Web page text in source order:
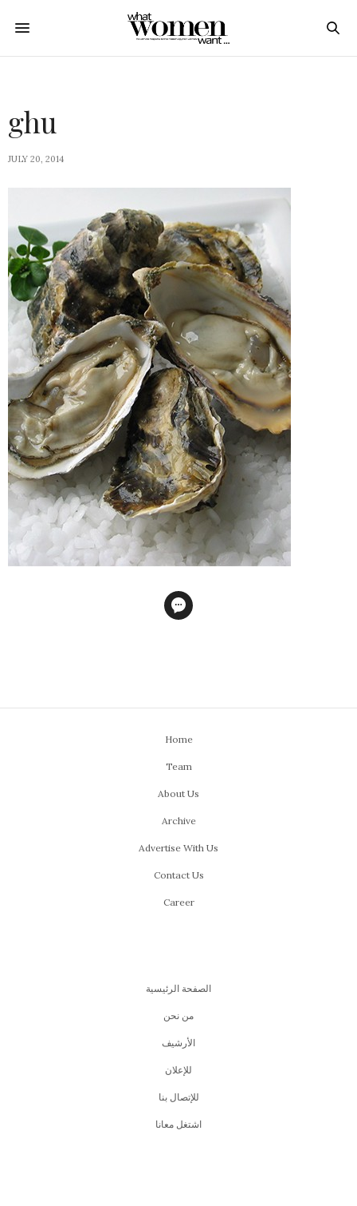
ghu
JULY 20, 2014
Home
Team
About Us
Archive
Advertise With Us
Contact Us
Career
الصفحة الرئيسية
من نحن
اﻷرشيف
للإعلان
للإتصال بنا
اشتغل معانا